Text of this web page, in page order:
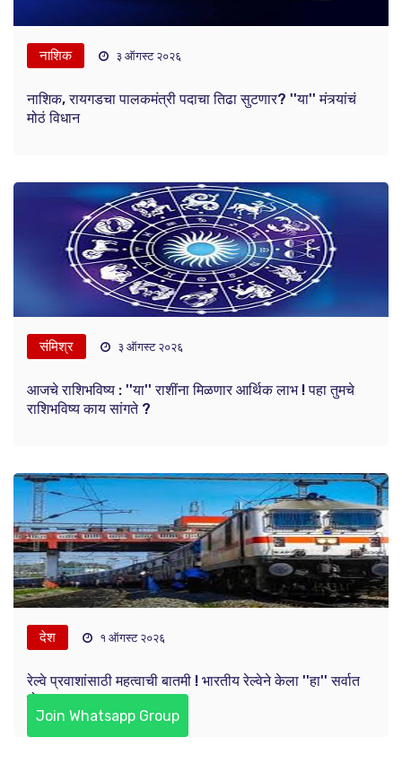
नाशिक ३ ऑगस्ट २०२६
नाशिक, रायगडचा पालकमंत्री पदाचा तिढा सुटणार? ''या'' मंत्र्यांचं
मोठं विधान
संमिश्र ३ ऑगस्ट २०२६
आजचे राशिभविष्य : ''या'' राशींना मिळणार आर्थिक लाभ ! पहा तुमचे
राशिभविष्य काय सांगते ?
देश १ ऑगस्ट २०२६
रेल्वे प्रवाशांसाठी महत्वाची बातमी ! भारतीय रेल्वेने केला ''हा'' सर्वात
मोठा बदल
Join Whatsapp Group